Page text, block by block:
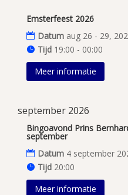
Emsterfeest 2026
Datum aug 26 - 29,
Tijd 19:00 - 00:00
Meer informatie
september 2026
Bingoavond Prins
september
Datum 4 september
Tijd 20:00
Meer informatie